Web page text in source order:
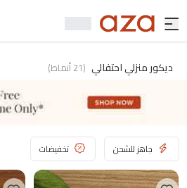
ديكور منزلي احتفالي (
21أنماط)
جاهز للشحن تخفيضات